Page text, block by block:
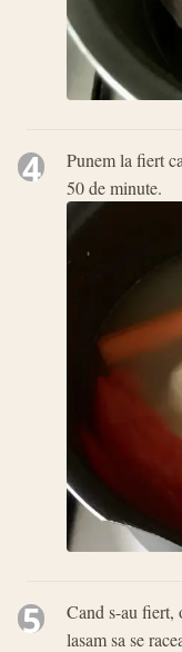
4 Punem la fiert
50 de minute.
5
Cand s-au fiert,
lasam sa se